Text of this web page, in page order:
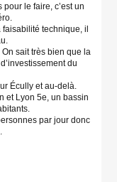
le faire, c’est un
faisabilité technique, il
sait très bien que la
du
Écully et au-delà.
et Lyon 5e, un bassin
par jour donc